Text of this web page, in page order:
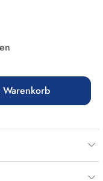
Wert
Warenkorb